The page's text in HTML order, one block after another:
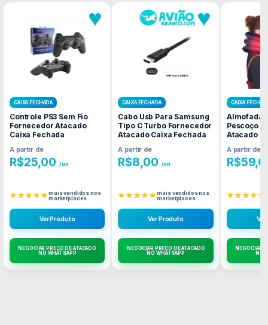
♥
CAIXA FECHADA
Controle PS3 Sem Fio
Fornecedor Atacado
Caixa Fechada
A partir de
R$25,00 /un
★★★★★mais vendidos nos
marketplaces
Ver Produto
NEGOCIAR PREÇO DE ATACADO
NO WHATSAPP
♥
CAIXA FECHADA
Cabo Usb Para Samsung
Tipo C Turbo Fornecedor
Atacado Caixa Fechada
A partir de
R$8,00 /un
★★★★★mais vendidos nos
marketplaces
Ver Produto
NEGOCIAR PREÇO DE ATACADO
NO WHATSAPP
CAIXA
Almofada
Pescoço
Atacado
A partir de
R$
★★★★★
NEGOCIAR
NO